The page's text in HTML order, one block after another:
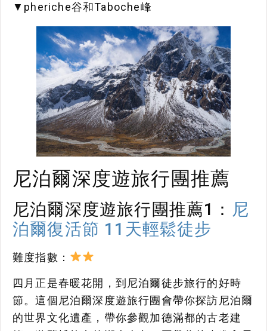
▼pheriche谷和Taboche峰
尼泊爾深度遊旅行團推薦
尼泊爾深度遊旅行團推薦1： 尼
泊爾復活節 11天輕鬆徒步
難度指數：
四月正是春暖花開，到尼泊爾徒步旅行的好時
節。這個尼泊爾深度遊旅行團會帶你探訪尼泊爾
的世界文化遺產，帶你參觀加德滿都的古老建